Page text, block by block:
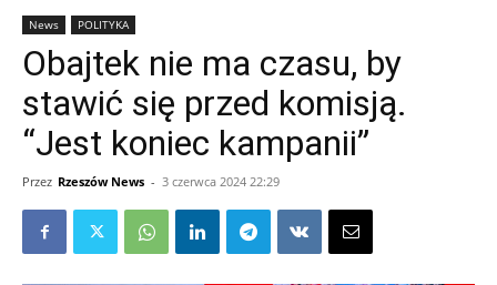
News POLITYKA
Obajtek nie ma czasu, by
stawić się przed komisją.
“Jest koniec kampanii”
Przez Rzeszów News - 3 czerwca 2024 22:29